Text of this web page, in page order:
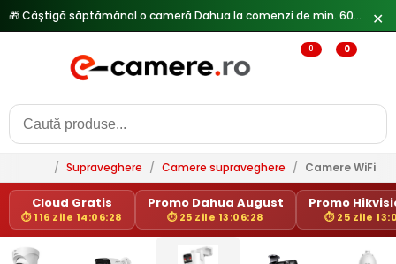
✕
0 0
/ Supraveghere / Camere supraveghere / Camere WiFi &
Cloud Gratis
⏱ 116 Zile 14:06:28
Promo Dahua August
⏱ 25 Zile 13:06:28
Promo
⏱ 25 Zile